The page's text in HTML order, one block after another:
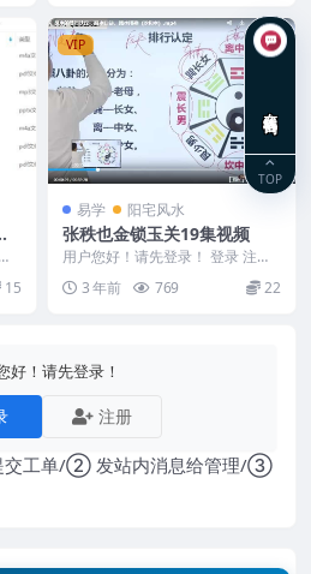
15
VIP
易学 阳宅风水
张秩也金锁玉关19集视频
用户您好！请先登录！ 登录 注册
张秩也风水教程 金锁玉关 Y2302-
300 ...3 年前 769 22
好！请先登录！
注册
交工单/② 发站内消息给管理/③
TOP